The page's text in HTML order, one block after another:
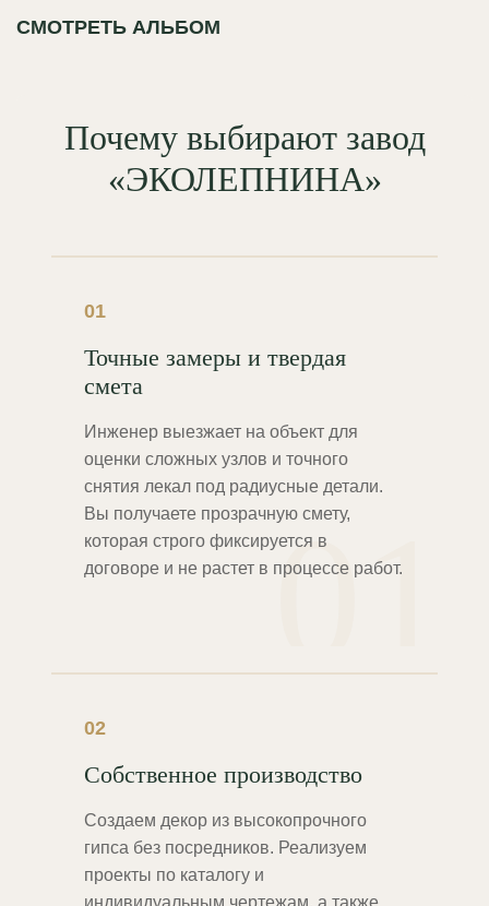
СМОТРЕТЬ АЛЬБОМ
Почему выбирают завод
«ЭКОЛЕПНИНА»
01
01
Точные замеры и твердая
смета
Инженер выезжает на объект для
оценки сложных узлов и точного
снятия лекал под радиусные детали.
Вы получаете прозрачную смету,
которая строго фиксируется в
договоре и не растет в процессе работ.
02
Собственное производство
Создаем декор из высокопрочного
гипса без посредников. Реализуем
проекты по каталогу и